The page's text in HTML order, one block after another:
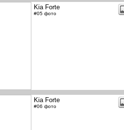
Kia Forte
#05 фото
Kia Forte
#06 фото